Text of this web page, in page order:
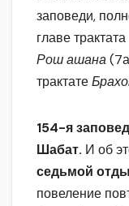
заповеди,
главе трактата
Рош ашана
трактате
154-я
Шабат. И об
седьмой
повеление